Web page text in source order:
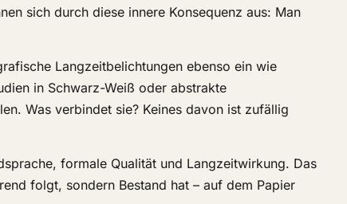
sich durch diese innere Konsequenz aus: Man
Langzeitbelichtungen ebenso ein wie
in Schwarz-Weiß oder abstrakte
Was verbindet sie? Keines davon ist zufällig
formale Qualität und Langzeitwirkung. Das
folgt, sondern Bestand hat – auf dem Papier